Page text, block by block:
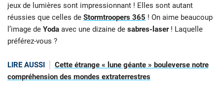
jeux de lumières sont impressionnant ! Elles sont autant
réussies que celles de Stormtroopers 365 ! On aime beaucoup
l’image de Yoda avec une dizaine de sabres-laser! Laquelle
préférez-vous ?
LIRE AUSSI
Cette étrange « lune géante » bouleverse notre
compréhension des mondes extraterrestres